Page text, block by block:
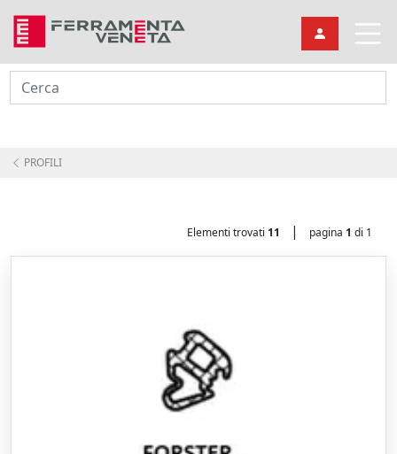
Cerca
PROFILI
Elementi trovati 11 | pagina 1 di 1